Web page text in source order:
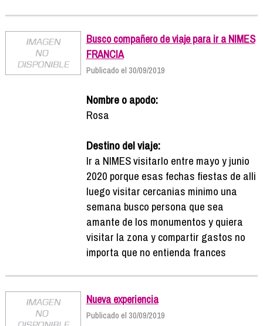
Busco compañero de viaje para ir a NIMES
FRANCIA
Publicado el 30/09/2019
Nombre o apodo:
Rosa
Destino del viaje:
Ir a NIMES visitarlo entre mayo y junio
2020 porque esas fechas fiestas de alli
luego visitar cercanias minimo una
semana busco persona que sea
amante de los monumentos y quiera
visitar la zona y compartir gastos no
importa que no entienda frances
Nueva experiencia
Publicado el 30/09/2019